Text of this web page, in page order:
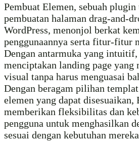
Pembuat Elemen, sebuah
pembuatan halaman drag-and-
WordPress, menonjol berkat
penggunaannya serta fitur-fitur
Dengan antarmuka yang intuitif,
menciptakan landing page yang
visual tanpa harus menguasai
Dengan beragam pilihan
elemen yang dapat disesuaikan,
memberikan fleksibilitas dan
pengguna untuk menghasilkan
sesuai dengan kebutuhan